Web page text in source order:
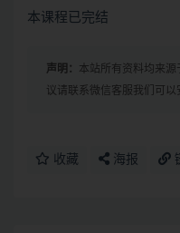
本课程已完结
声明： 本站所有资料均来
议请联系微信客服我们可以
收藏 海报